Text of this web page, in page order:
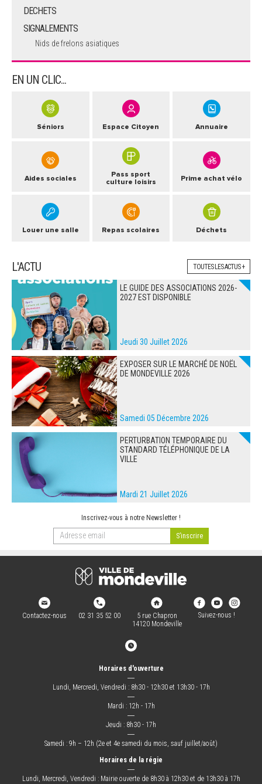
DECHETS
SIGNALEMENTS
Nids de frelons asiatiques
EN UN CLIC...
Séniors Espace Citoyen Annuaire
Aides sociales
Pass sport
culture loisirs
Prime achat vélo
Louer une salle Repas scolaires Déchets
L'ACTU TOUTES LES ACTUS +
LE GUIDE DES ASSOCIATIONS 2026-
2027 EST DISPONIBLE
Jeudi 30 Juillet 2026
EXPOSER SUR LE MARCHÉ DE NOËL
DE MONDEVILLE 2026
Samedi 05 Décembre 2026
PERTURBATION TEMPORAIRE DU
STANDARD TÉLÉPHONIQUE DE LA
VILLE
Mardi 21 Juillet 2026
Inscrivez-vous à notre Newsletter !
Contactez-nous 02 31 35 52 00
5 rue Chapron
14120 Mondeville
Suivez-nous !
Horaires d'ouverture
―
Lundi, Mercredi, Vendredi : 8h30 - 12h30 et 13h30 - 17h
―
Mardi : 12h - 17h
―
Jeudi : 8h30 - 17h
―
Samedi : 9h – 12h (2e et 4e samedi du mois, sauf juillet/août)
Horaires de la régie
―
Lundi, Mercredi, Vendredi : Mairie ouverte de 8h30 à 12h30 et de 13h30 à 17h